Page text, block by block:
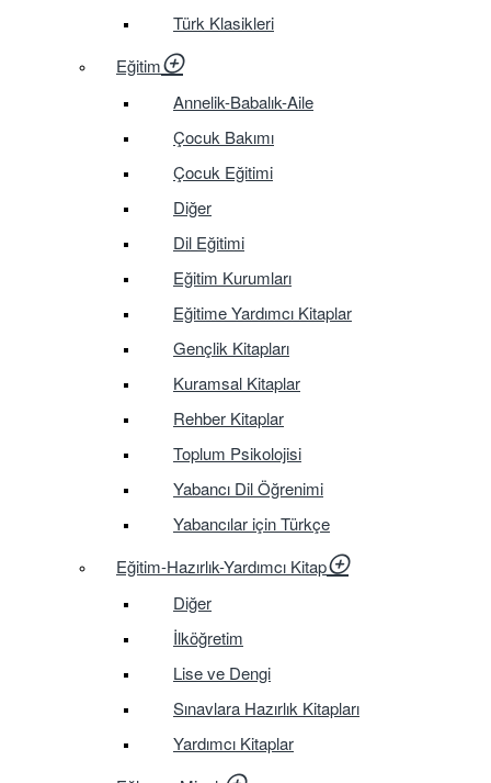
Türk Klasikleri
Eğitim
Annelik-Babalık-Aile
Çocuk Bakımı
Çocuk Eğitimi
Diğer
Dil Eğitimi
Eğitim Kurumları
Eğitime Yardımcı Kitaplar
Gençlik Kitapları
Kuramsal Kitaplar
Rehber Kitaplar
Toplum Psikolojisi
Yabancı Dil Öğrenimi
Yabancılar için Türkçe
Eğitim-Hazırlık-Yardımcı Kitap
Diğer
İlköğretim
Lise ve Dengi
Sınavlara Hazırlık Kitapları
Yardımcı Kitaplar